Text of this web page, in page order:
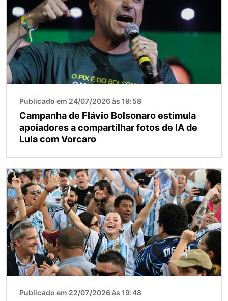
Publicado em 24/07/2026 às 19:58
Campanha de Flávio Bolsonaro estimula
apoiadores a compartilhar fotos de IA de
Lula com Vorcaro
Imagem
Publicado em 22/07/2026 às 19:48